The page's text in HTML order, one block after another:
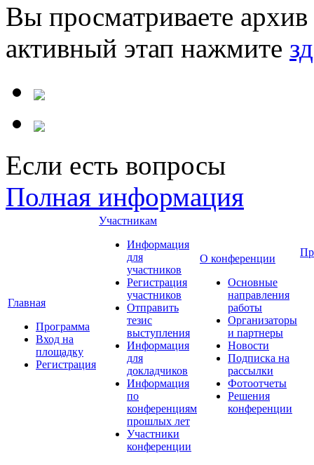
Вы просматриваете
активный этап нажмите
Если есть вопросы
Полная информация
Главная
Программа
Вход на
площадку
Регистрация
Участникам
Информация
для
участников
Регистрация
участников
Отправить
тезис
выступления
Информация
для
докладчиков
Информация
по
конференциям
прошлых лет
Участники
конференции
О конференции
Основные
направления
работы
Организаторы
и партнеры
Новости
Подписка на
рассылки
Фотоотчеты
Решения
конференции